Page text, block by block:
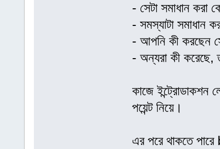
- সেটা সমাধান করা
- সমস্যাটা সমাধান
- আপনি কী করছেন
- অন্যরা কী করেছে,
কাজে ইন্ট্রোডাকশন
পয়েন্ট নিয়ে।
এর পরে থাকতে